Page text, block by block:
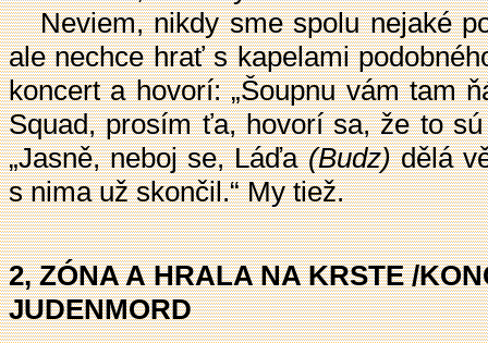
Neviem, nikdy sme spolu nejaké
ale nechce hrať s kapelami
koncert a hovorí: „Šoupnu vám tam
Squad, prosím ťa, hovorí sa, že to
„Jasně, neboj se, Láďa(Budz)dělá
s nima už skončil.“ My tiež.
2, ZÓNA A HRALA NA KRSTE /
JUDENMORD